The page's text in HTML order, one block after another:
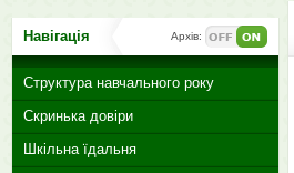
Навігація Архів:
Структура навчального року
Скринька довіри
Шкільна їдальня